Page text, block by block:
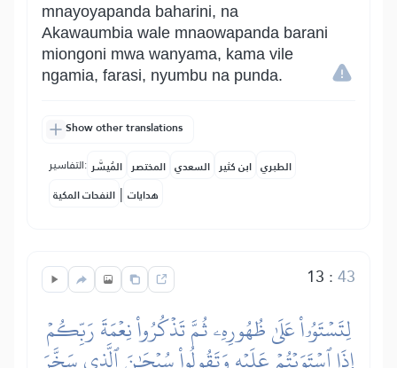
mnayoyapanda baharini, na
Akawaumbia wale mnaowapanda barani
miongoni mwa wanyama, kama vile
ngamia, farasi, nyumbu na punda.
Show other translations
التفاسير: المُيسَّر المختصر السعدي ابن كثير الطبري
النفحات المكية | هدايات
13 :43
لِتَسۡتَوُۥاْ عَلَىٰ ظُهُورِهِۦ ثُمَّ تَذۡكُرُواْ نِعۡمَةَ رَبِّكُمۡ